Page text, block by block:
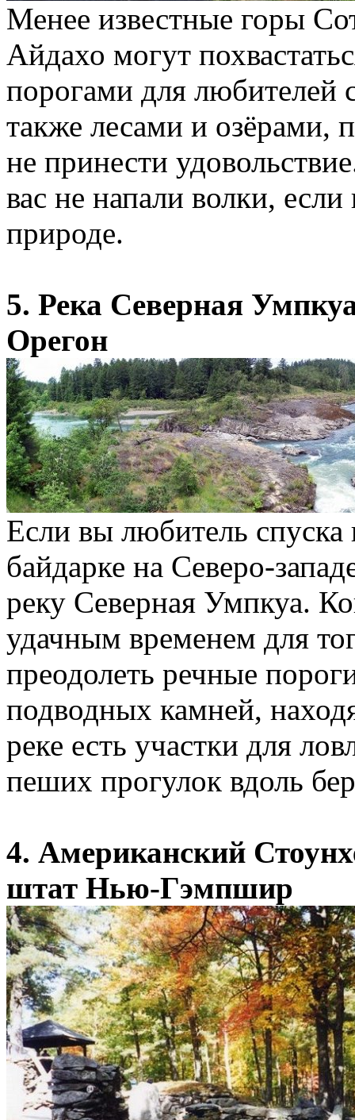
Менее известные горы
Айдахо могут
порогами для любителей
также лесами и озёрами,
не принести
вас не напали волки,
природе.
5. Река Северная
Орегон
Если вы любитель спуска
байдарке на Северо-
реку Северная Умпкуа.
удачным временем для
преодолеть речные
подводных камней,
реке есть участки для
пеших прогулок вдоль
4. Американский
штат Нью-Гэмпшир